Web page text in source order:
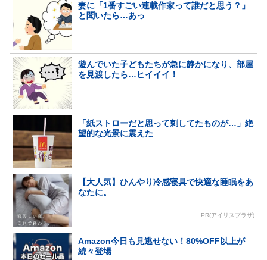
妻に「1番すごい連載作家って誰だと思う？」
と聞いたら…あっ
遊んでいた子どもたちが急に静かになり、部屋
を見渡したら…ヒイイイ！
「紙ストローだと思って刺してたものが…」絶
望的な光景に震えた
【大人気】ひんやり冷感寝具で快適な睡眠をあ
なたに。
PR(アイリスプラザ)
Amazon今日も見逃せない！80%OFF以上が
続々登場